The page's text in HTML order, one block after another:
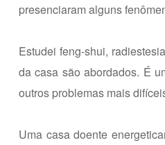
presenciaram alguns
Estudei feng-shui,
da casa são abordados. É
outros problemas mais
Uma casa doente